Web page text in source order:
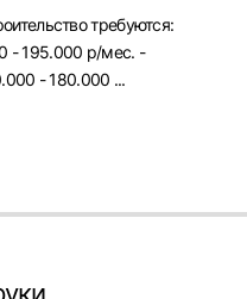
требуются:
- 195.000 р/мес. -
- 180.000 ...